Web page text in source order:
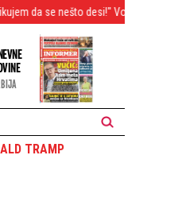
desi!" Voditeljka Pinka nije smela
TRAMP